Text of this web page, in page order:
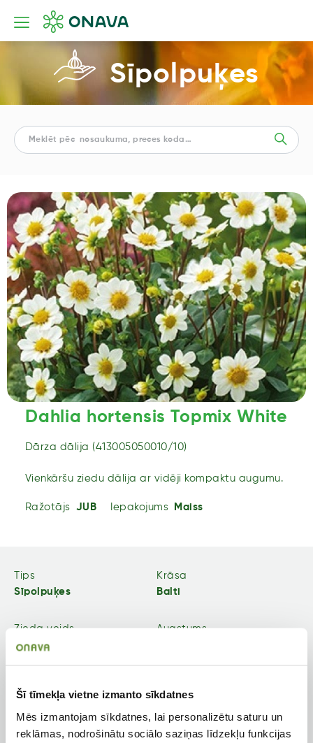
Šī tīmekļa vietne izmanto sīkdatnes
Mēs izmantojam sīkdatnes, lai personalizētu saturu un
reklāmas, nodrošinātu sociālo saziņas līdzekļu funkcijas
Sīpolpuķes
Dahlia hortensis Topmix White
Dārza dālija (413005050010/10)
Vienkāršu ziedu dālija ar vidēji kompaktu augumu.
Ražotājs JUB Iepakojums Maiss
Tips
Sīpolpuķes
Krāsa
Balti
Zieda veids
Vienkāršs
Augstums
Gumpuķe
Saulainām vietām
Pielietojums
Ziedēšanas mēneši